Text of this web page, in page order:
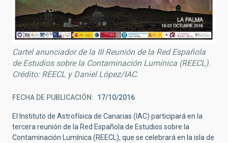
Cartel anunciador de la III Reunión de la Red Española
de Estudios sobre la Contaminación Lumínica (REECL).
Crédito: REECL y Daniel López/IAC.
FECHA DE PUBLICACIÓN 17/10/2016
El Instituto de Astrofísica de Canarias (IAC) participará en la
tercera reunión de la Red Española de Estudios sobre la
Contaminación Lumínica (REECL), que se celebrará en la isla de